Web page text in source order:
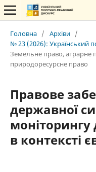
Головна / Архіви /
№ 23 (2026): Український
Земельне право, аграрне
природоресурсне право
Правове
державної
моніторингу
в контексті